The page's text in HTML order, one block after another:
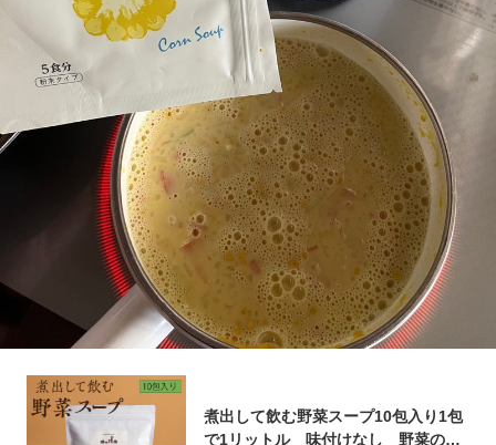
煮出して飲む野菜スープ10包入り1包
で1リットル 味付けなし 野菜のお